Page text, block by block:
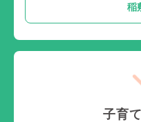
稲
子育